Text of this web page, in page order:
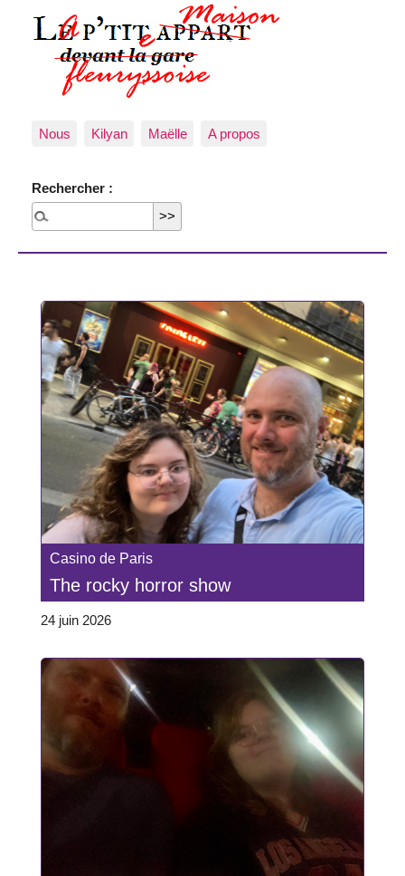
Nous Kilyan Maëlle A propos
Rechercher :
Casino de Paris
The rocky horror show
24 juin 2026